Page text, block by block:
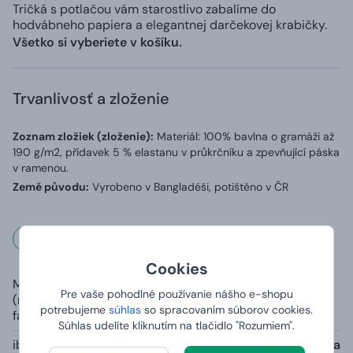
Cookies
Pre vaše pohodlné používanie nášho e-shopu
potrebujeme súhlas so spracovaním súborov cookies.
Súhlas udelíte kliknutím na tlačidlo "Rozumiem".
Tričká s potlačou vám starostlivo zabalíme do
hodvábneho papiera a elegantnej darčekovej krabičky.
Všetko si vyberiete v košíku.
Trvanlivosť a zloženie
Zoznam zložiek (zloženie): Materiál: 100% bavlna o gramáži až
190 g/m2, přídavek 5 % elastanu v průkrčníku a zpevňující páska
v ramenou.
Země původu: Vyrobeno v Bangladéši, potištěno v ČR
Materiál
(rozdielny u šedej
farby):
bavlna, priekrčník s 5 % elastanu
iba šedá farba melange:
85% bavlna, 15% viskóza